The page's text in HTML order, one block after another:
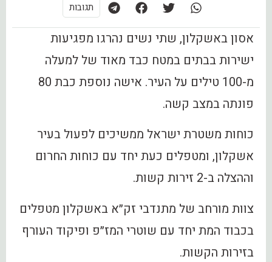
תגובות
אסון באשקלון, שתי נשים נהרגו מפגיעות
ישירות בבתים במטח כבד מאוד של למעלה
מ-100 טילים על העיר. אישה נוספת כבת 80
פונתה במצב קשה.
כוחות משטרת ישראל ממשיכים לפעול בעיר
אשקלון, ומטפלים כעת יחד עם כוחות החרום
וההצלה ב-2 זירות קשות.
צוות מורחב של מתנדבי זק״א באשקלון מטפלים
בכבוד המת יחד עם שוטרי המז״פ ופיקוד העורף
בזירות הקשות.